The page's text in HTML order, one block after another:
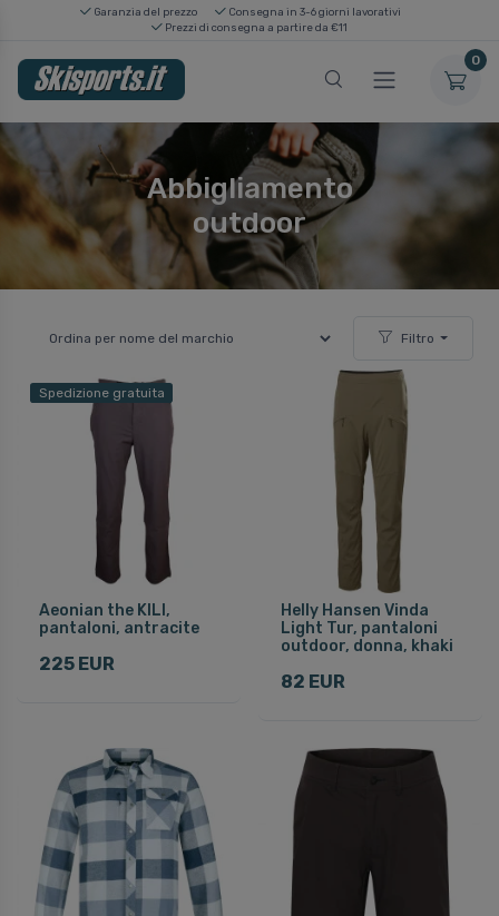
Garanzia del prezzo
Consegna in 3-6 giorni lavorativi
Prezzi di consegna a partire da €11
0
Abbigliamento
outdoor
Filtro
Spedizione gratuita
Aeonian the KILI,
pantaloni, antracite
225 EUR
Helly Hansen Vinda
Light Tur, pantaloni
outdoor, donna, khaki
82 EUR